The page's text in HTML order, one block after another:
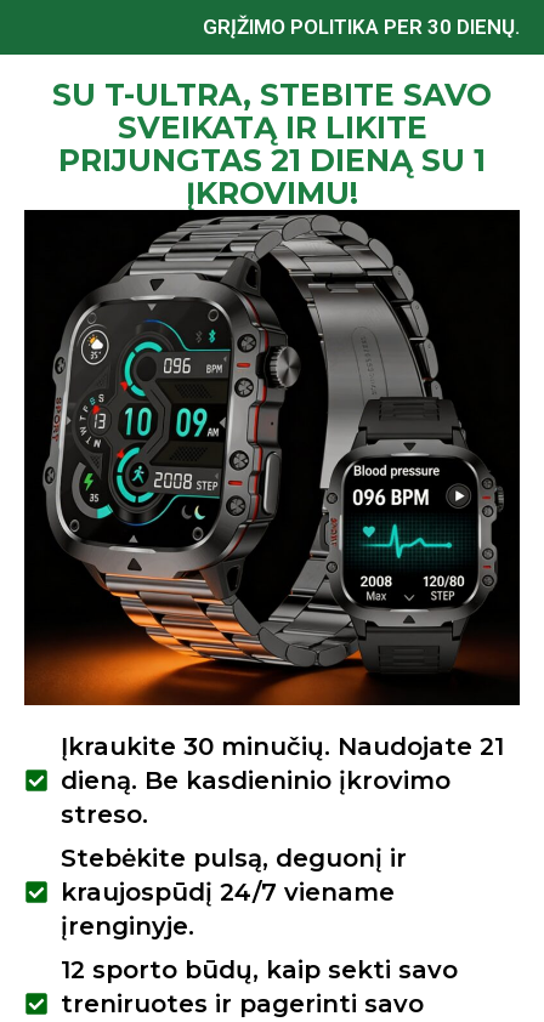
GRĮŽIMO POLITIKA PER 30 DIENŲ.
SU T-ULTRA, STEBITE SAVO
SVEIKATĄ IR LIKITE
PRIJUNGTAS 21 DIENĄ SU 1
ĮKROVIMU!
Įkraukite 30 minučių. Naudojate 21
dieną. Be kasdieninio įkrovimo
streso.
Stebėkite pulsą, deguonį ir
kraujospūdį 24/7 viename
įrenginyje.
12 sporto būdų, kaip sekti savo
treniruotes ir pagerinti savo